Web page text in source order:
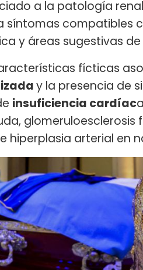
a la patología
síntomas compatibles
y áreas sugestivas
fícticas
y la presencia de
insuficiencia cardíac
glomeruloesclerosis
hiperplasia arterial en